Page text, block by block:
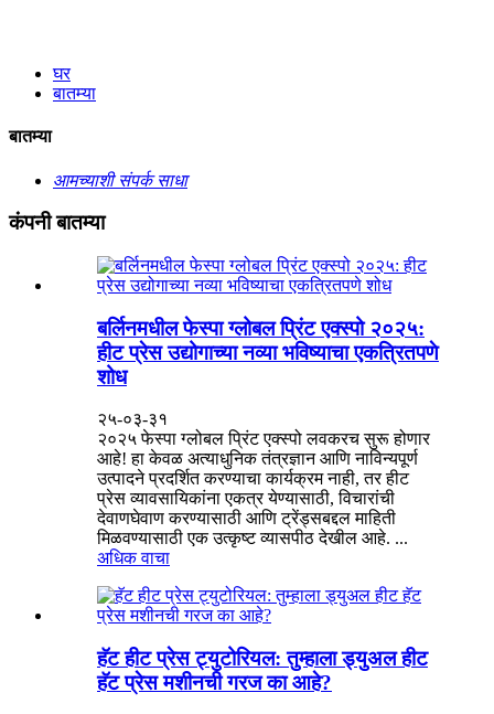
घर
बातम्या
बातम्या
आमच्याशी संपर्क साधा
कंपनी बातम्या
बर्लिनमधील फेस्पा ग्लोबल प्रिंट एक्स्पो २०२५:
हीट प्रेस उद्योगाच्या नव्या भविष्याचा एकत्रितपणे
शोध
२५-०३-३१
२०२५ फेस्पा ग्लोबल प्रिंट एक्स्पो लवकरच सुरू होणार
आहे! हा केवळ अत्याधुनिक तंत्रज्ञान आणि नाविन्यपूर्ण
उत्पादने प्रदर्शित करण्याचा कार्यक्रम नाही, तर हीट
प्रेस व्यावसायिकांना एकत्र येण्यासाठी, विचारांची
देवाणघेवाण करण्यासाठी आणि ट्रेंड्सबद्दल माहिती
मिळवण्यासाठी एक उत्कृष्ट व्यासपीठ देखील आहे. ...
अधिक वाचा
हॅट हीट प्रेस ट्युटोरियल: तुम्हाला ड्युअल हीट
हॅट प्रेस मशीनची गरज का आहे?